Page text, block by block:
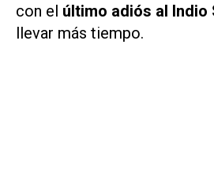
con el último adiós al Indio
llevar más tiempo.